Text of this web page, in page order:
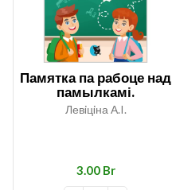
Памятка па рабоце над
памылкамі.
Беларуская мова. 2-4
класы
Левiцiна А.I.
Br